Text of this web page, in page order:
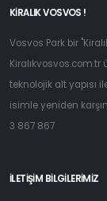
KIRALIK VOSVOS !
Vosvos Park bir
teknolojik alt yapısı
isimle yeniden
3 867 867
İLETIŞIM BILGILERIMIZ